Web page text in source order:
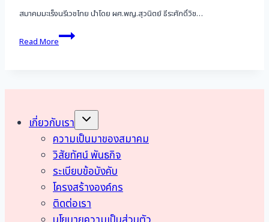
สมาคมมะเร็งนรีเวชไทย นำโดย ผศ.พญ.สุวนิตย์ ธีระศักดิ์วิช…
Read More
สมาคม
มะเร็ง
นท
รีย์
วน
วิทย์
ประธาน
กรรมการ
บริหาร
บริษัท
เกี่ยวกับเรา
Toggle
child
menu
ความเป็นมาของสมาคม
วิสัยทัศน์ พันธกิจ
ระเบียบข้อบังคับ
โครงสร้างองค์กร
ติดต่อเรา